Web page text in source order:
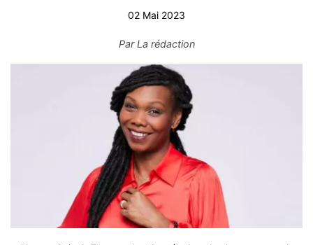
02 Mai 2023
ParLa rédaction